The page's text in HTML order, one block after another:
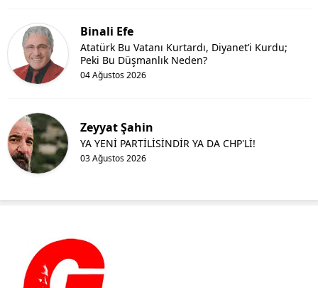
Binali Efe
04 Ağustos 2026
Atatürk Bu Vatanı Kurtardı, Diyanet’i Kurdu;
Peki Bu Düşmanlık Neden?
Zeyyat Şahin
03 Ağustos 2026
YA YENİ PARTİLİSİNDİR YA DA CHP'Lİ!